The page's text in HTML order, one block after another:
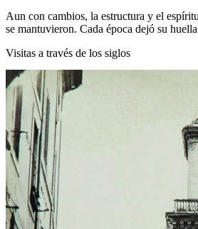
Aun con cambios, la estructura y el
se mantuvieron. Cada época dejó su
Visitas a través de los siglos